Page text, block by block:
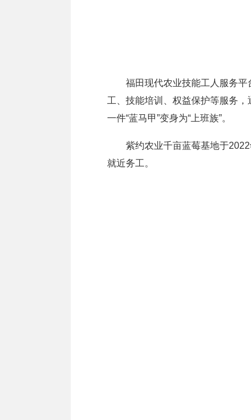
福田现代农业技能工人服务平台
工、技能培训、权益保护等服务，
一件“蓝马甲”变身为“上班族”。
紫约农业千亩蓝莓基地于2022
就近务工。